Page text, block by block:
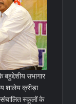
बहुद्देशीय सभागार
शालेय क्रीड़ा
संचालित स्कूलों के